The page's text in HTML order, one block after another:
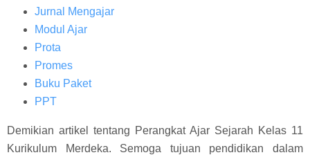
Jurnal Mengajar
Modul Ajar
Prota
Promes
Buku Paket
PPT
Demikian artikel tentang Perangkat Ajar Sejarah Kelas 11
Kurikulum Merdeka. Semoga tujuan pendidikan dalam